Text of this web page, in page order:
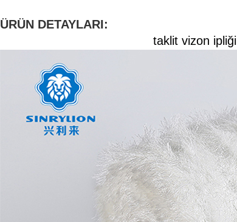
ÜRÜN DETAYLARI:
taklit vizon ipliği